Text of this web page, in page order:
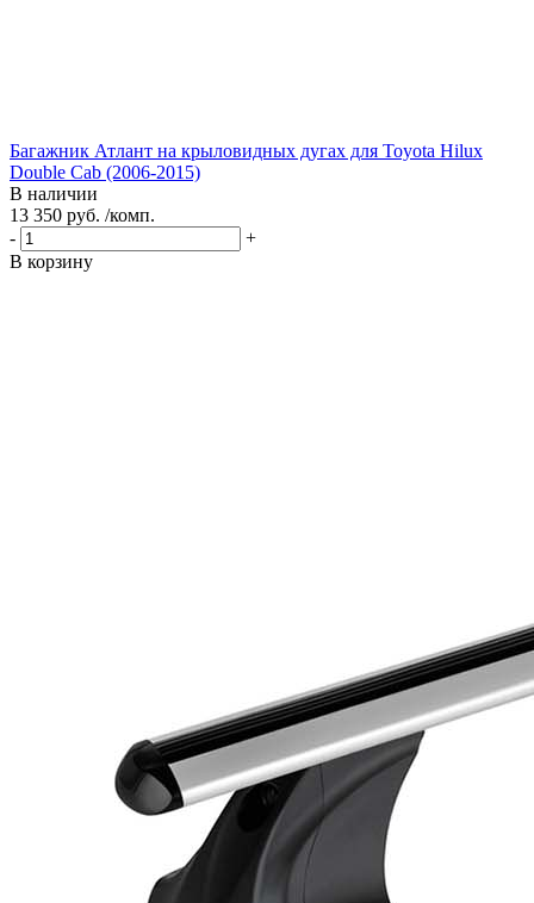
Багажник Атлант на крыловидных дугах для Toyota Hilux
Double Cab (2006-2015)
В наличии
13 350 руб. /комп.
-
+
В корзину